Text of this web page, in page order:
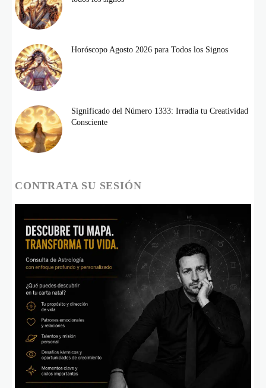
Horóscopo Agosto 2026 para Todos los Signos
Significado del Número 1333: Irradia tu Creatividad
Consciente
CONTRATA SU SESIÓN